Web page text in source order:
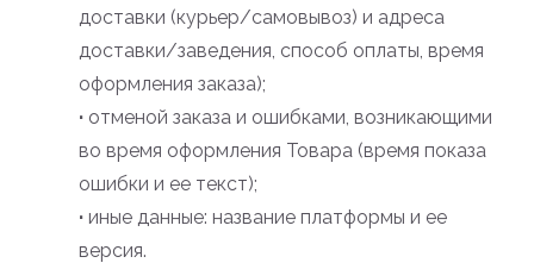
доставки (курьер/самовывоз) и адреса
доставки/заведения, способ оплаты, время
оформления заказа);
· отменой заказа и ошибками, возникающими
во время оформления Товара (время показа
ошибки и ее текст);
· иные данные: название платформы и ее
версия.